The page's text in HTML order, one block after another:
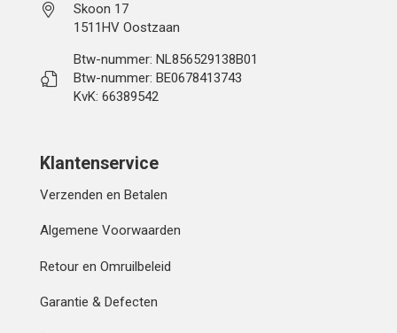
Skoon 17
1511HV Oostzaan
Btw-nummer: NL856529138B01
Btw-nummer: BE0678413743
KvK: 66389542
Klantenservice
Verzenden en Betalen
Algemene Voorwaarden
Retour en Omruilbeleid
Garantie & Defecten